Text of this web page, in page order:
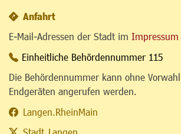
Anfahrt
E-Mail-Adressen der Stadt im Impressum
Einheitliche Behördennummer 115
Die Behördennummer kann ohne
Endgeräten angerufen werden.
Langen.RheinMain